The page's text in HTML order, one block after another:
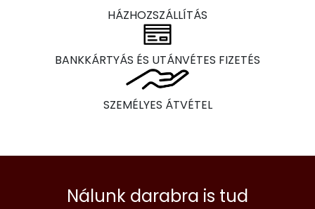
HÁZHOZSZÁLLÍTÁS
BANKKÁRTYÁS ÉS UTÁNVÉTES FIZETÉS
SZEMÉLYES ÁTVÉTEL
Nálunk darabra is tud